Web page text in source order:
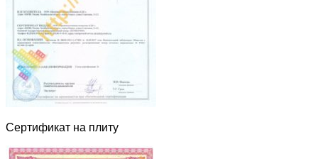
Сертификат на плиту